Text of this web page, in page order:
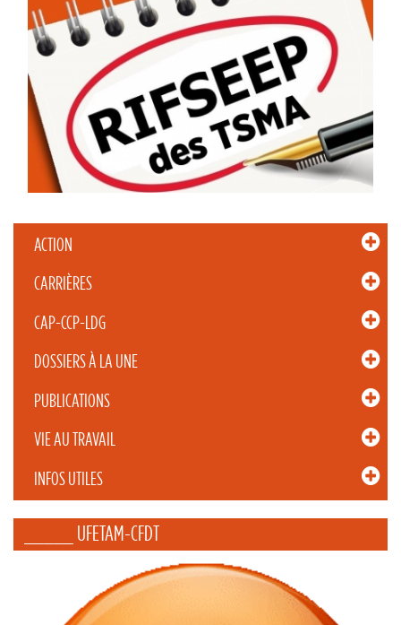
ACTION
CARRIÈRES
CAP-CCP-LDG
DOSSIERS À LA UNE
PUBLICATIONS
VIE AU TRAVAIL
INFOS UTILES
_____ UFETAM-CFDT